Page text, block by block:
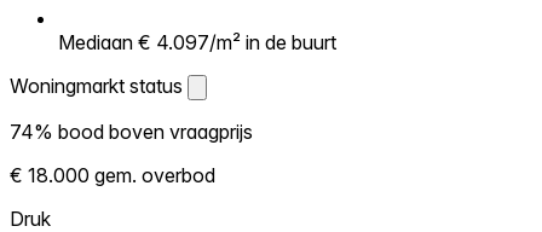
Mediaan € 4.097/m² in de buurt
Woningmarkt status
Woningmarkt status
Laat zien hoe competitief de markt hier is.
Hoe meer woningen boven vraagprijs
verkopen, hoe heter. Heet? Verwacht
74% bood boven vraagprijs
€ 18.000 gem. overbod
Druk